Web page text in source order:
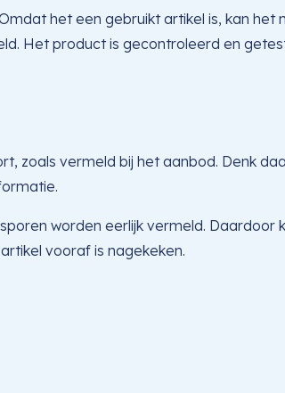
het een gebruikt artikel is, kan het
Het product is gecontroleerd en
zoals vermeld bij het aanbod. Denk
worden eerlijk vermeld. Daardoor
vooraf is nagekeken.